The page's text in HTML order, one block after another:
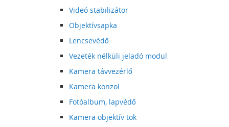
Videó stabilizátor
Objektívsapka
Lencsevédő
Vezeték nélküli jeladó modul
Kamera távvezérlő
Kamera konzol
Fotóalbum, lapvédő
Kamera objektív tok